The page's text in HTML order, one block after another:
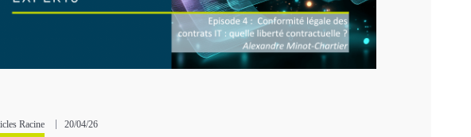
Racine 20/04/26